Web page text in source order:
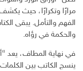
مرارًا وتكرارًا، حيث
الفهم والتأمل. يبقى
والحكمة في رؤاه.
في نهاية المطاف، يعد
ينسج الكاتب بين